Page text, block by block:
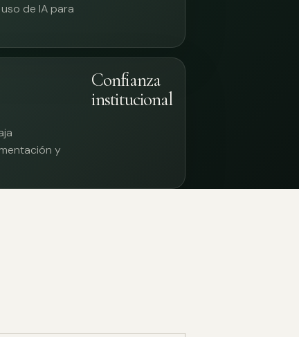
de IA para
Confianza
institucional
y